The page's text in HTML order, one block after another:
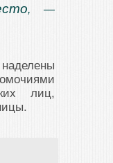
, —
лиц,